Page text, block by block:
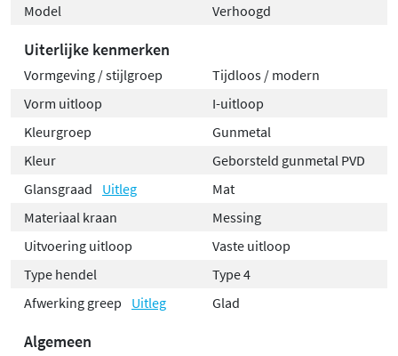
Model
Verhoogd
Uiterlijke kenmerken
Vormgeving / stijlgroep
Tijdloos / modern
Vorm uitloop
I-uitloop
Kleurgroep
Gunmetal
Kleur
Geborsteld gunmetal PVD
Glansgraad
Uitleg
Mat
Materiaal kraan
Messing
Uitvoering uitloop
Vaste uitloop
Type hendel
Type 4
Afwerking greep
Uitleg Glad
Algemeen